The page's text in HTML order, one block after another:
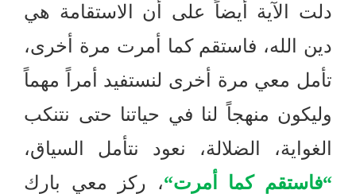
دلت الآية أيضاً على أن الاستقامة هي
دين الله، فاستقم كما أمرت مرة أخرى،
تأمل معي مرة أخرى لنستفيد أمراً مهماً
وليكون منهجاً لنا في حياتنا حتى نتنكب
الغواية، الضلالة، نعود نتأمل السياق،
“فاستقم كما أمرت“، ركز معي بارك